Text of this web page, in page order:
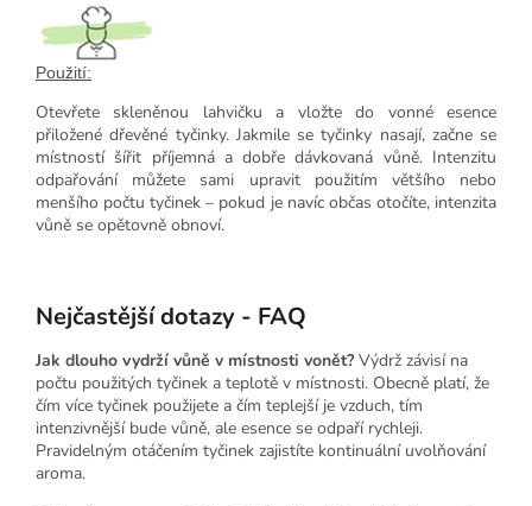
Použití:
Otevřete skleněnou lahvičku a vložte do vonné esence
přiložené dřevěné tyčinky. Jakmile se tyčinky nasají, začne se
místností šířit příjemná a dobře dávkovaná vůně. Intenzitu
odpařování můžete sami upravit použitím většího nebo
menšího počtu tyčinek – pokud je navíc občas otočíte, intenzita
vůně se opětovně obnoví.
Nejčastější dotazy - FAQ
Jak dlouho vydrží vůně v místnosti vonět?Výdrž závisí na
počtu použitých tyčinek a teplotě v místnosti. Obecně platí, že
čím více tyčinek použijete a čím teplejší je vzduch, tím
intenzivnější bude vůně, ale esence se odpaří rychleji.
Pravidelným otáčením tyčinek zajistíte kontinuální uvolňování
aroma.